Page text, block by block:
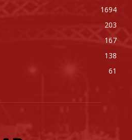
1694
203
167
138
61